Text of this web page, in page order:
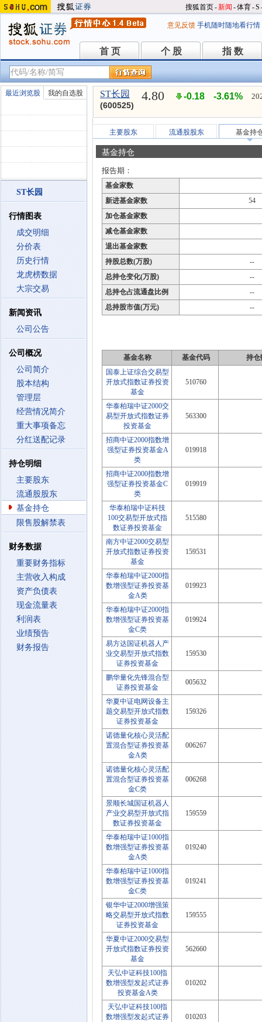
搜狐首页-新闻 -体育-S
意见反馈 手机随时随地看行情
首 页
首 页 个 股
个 股 指 数
指 数
最近浏览股 我的自选股
ST长园
行情图表
成交明细
分价表
历史行情
龙虎榜数据
大宗交易
新闻资讯
公司公告
公司概况
公司简介
股本结构
管理层
经营情况简介
重大事项备忘
分红送配记录
持仓明细
主要股东
流通股股东
基金持仓
限售股解禁表
财务数据
重要财务指标
主营收入构成
资产负债表
现金流量表
利润表
业绩预告
财务报告
ST长园
(600525)
4.80 -0.18 -3.61%
主要股东 流通股股东 基金持
基金持仓
报告期：
基金家数
新进基金家数
54
加仓基金家数
减仓基金家数
退出基金家数
持股总数(万股)
--
总持仓变化(万股)
--
总持仓占流通盘比例
--
总持股市值(万元)
--
基金名称 基金代码
持仓
国泰上证综合交易型
开放式指数证券投资
基金
510760
华泰柏瑞中证2000交
易型开放式指数证券
投资基金
563300
招商中证2000指数增
强型证券投资基金A
类
019918
招商中证2000指数增
强型证券投资基金C
类
019919
华泰柏瑞中证科技
100交易型开放式指
数证券投资基金
515580
南方中证2000交易型
开放式指数证券投资
基金
159531
华泰柏瑞中证2000指
数增强型证券投资基
金A类
019923
华泰柏瑞中证2000指
数增强型证券投资基
金C类
019924
易方达国证机器人产
业交易型开放式指数
证券投资基金
159530
鹏华量化先锋混合型
证券投资基金
005632
华夏中证电网设备主
题交易型开放式指数
证券投资基金
159326
诺德量化核心灵活配
置混合型证券投资基
金A类
006267
诺德量化核心灵活配
置混合型证券投资基
金C类
006268
景顺长城国证机器人
产业交易型开放式指
数证券投资基金
159559
华泰柏瑞中证1000指
数增强型证券投资基
金A类
019240
华泰柏瑞中证1000指
数增强型证券投资基
金C类
019241
银华中证2000增强策
略交易型开放式指数
证券投资基金
159555
华夏中证2000交易型
开放式指数证券投资
基金
562660
天弘中证科技100指
数增强型发起式证券
投资基金A类
010202
天弘中证科技100指
数增强型发起式证券
010203